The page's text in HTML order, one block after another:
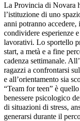
La Provincia di Novara
l’istituzione di uno
anni potranno
condividere esperienze
lavorativi. Lo sportello
start, a metà e a fine
cadenza settimanale.
ragazzi a confrontarsi
e all’orientamento sia
“Team for teen” è
benessere psicologico
di situazioni di stress,
generarsi durante il